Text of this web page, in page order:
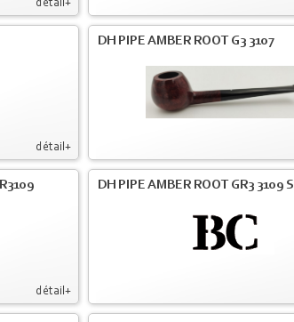
détail+
détail+
DH PIPE AMBER ROOT G3 3107
détail+
DH PIPE AMBER ROOT GR3 3109 S